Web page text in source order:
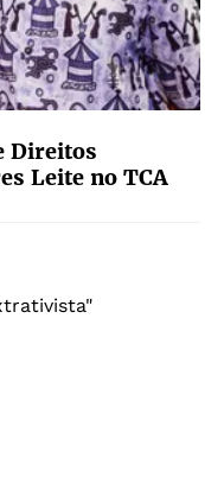
Direitos
Leite no TCA